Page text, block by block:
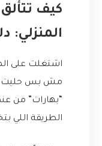
كيف
المنزلي:
اشتغلت على
مش بس حليت
“بهارات” من
الطريقة اللي